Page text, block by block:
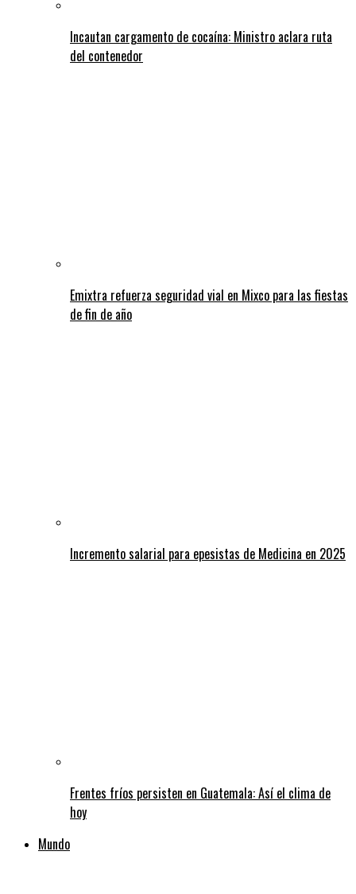
Incautan cargamento de cocaína: Ministro aclara ruta
del contenedor
Emixtra refuerza seguridad vial en Mixco para las fiestas
de fin de año
Incremento salarial para epesistas de Medicina en 2025
Frentes fríos persisten en Guatemala: Así el clima de
hoy
Mundo